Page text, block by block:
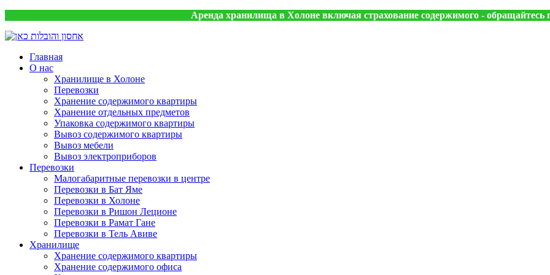
Аренда хранилища в Холоне включая страхование содержимого - обращайтесь
Главная
О нас
Хранилище в Холоне
Перевозки
Хранение содержимого квартиры
Хранение отдельных предметов
Упаковка содержимого квартиры
Вывоз содержимого квартиры
Вывоз мебели
Вывоз электроприборов
Перевозки
Малогабаритные перевозки в центре
Перевозки в Бат Яме
Перевозки в Холоне
Перевозки в Ришон Леционе
Перевозки в Рамат Гане
Перевозки в Тель Авиве
Хранилище
Хранение содержимого квартиры
Хранение содержимого офиса